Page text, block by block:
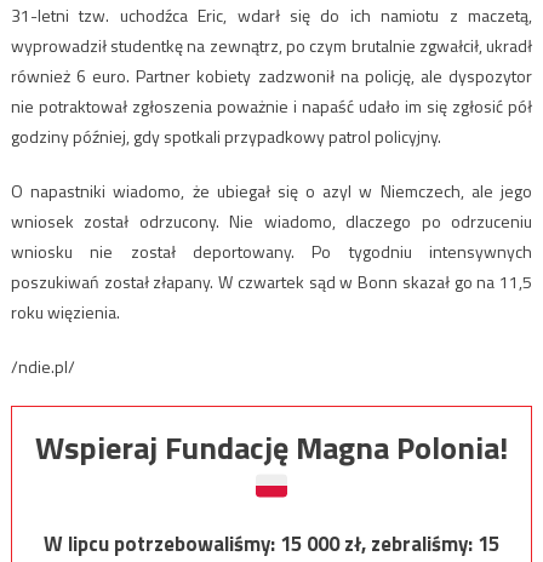
31-letni tzw. uchodźca Eric, wdarł się do ich namiotu z maczetą,
wyprowadził studentkę na zewnątrz, po czym brutalnie zgwałcił, ukradł
również 6 euro. Partner kobiety zadzwonił na policję, ale dyspozytor
nie potraktował zgłoszenia poważnie i napaść udało im się zgłosić pół
godziny później, gdy spotkali przypadkowy patrol policyjny.
O napastniki wiadomo, że ubiegał się o azyl w Niemczech, ale jego
wniosek został odrzucony. Nie wiadomo, dlaczego po odrzuceniu
wniosku nie został deportowany. Po tygodniu intensywnych
poszukiwań został złapany. W czwartek sąd w Bonn skazał go na 11,5
roku więzienia.
/ndie.pl/
Wspieraj Fundację Magna Polonia!
W lipcu potrzebowaliśmy:15 000zł, zebraliśmy:15